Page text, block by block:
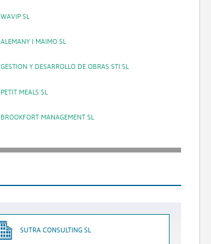
WAVIP SL
ALEMANY I MAIMO SL
GESTION Y DESARROLLO DE OBRAS STI SL
PETIT MEALS SL
BROOKFORT MANAGEMENT SL
SUTRA CONSULTING SL